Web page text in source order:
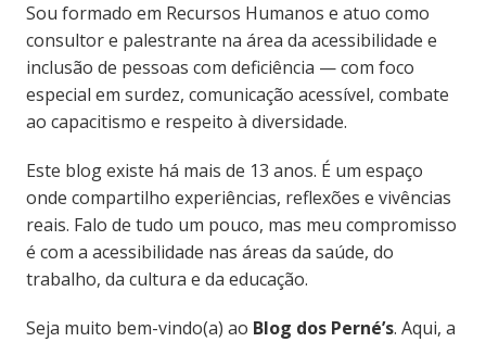
Sou formado em Recursos Humanos e atuo como
consultor e palestrante na área da acessibilidade e
inclusão de pessoas com deficiência — com foco
especial em surdez, comunicação acessível, combate
ao capacitismo e respeito à diversidade.
Este blog existe há mais de 13 anos. É um espaço
onde compartilho experiências, reflexões e vivências
reais. Falo de tudo um pouco, mas meu compromisso
é com a acessibilidade nas áreas da saúde, do
trabalho, da cultura e da educação.
Seja muito bem-vindo(a) ao Blog dos Perné’s. Aqui, a